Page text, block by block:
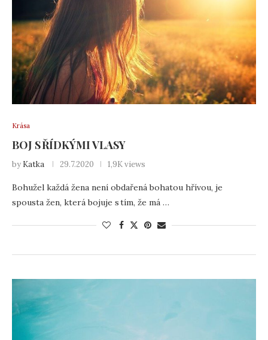
Krása
BOJ S ŘÍDKÝMI VLASY
by Katka 29.7.2020 1,9K views
Bohužel každá žena není obdařená bohatou hřívou, je
spousta žen, která bojuje s tím, že má …